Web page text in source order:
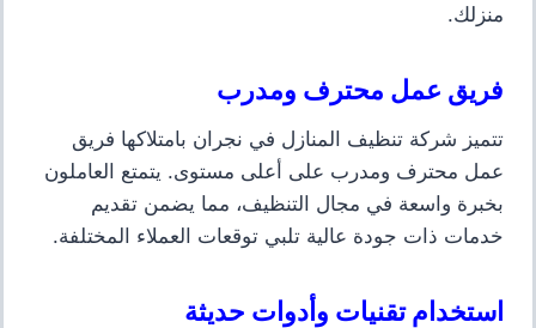
منزلك.
فريق عمل محترف ومدرب
تتميز شركة تنظيف المنازل في نجران بامتلاكها فريق
عمل محترف ومدرب على أعلى مستوى. يتمتع العاملون
بخبرة واسعة في مجال التنظيف، مما يضمن تقديم
خدمات ذات جودة عالية تلبي توقعات العملاء المختلفة.
استخدام تقنيات وأدوات حديثة